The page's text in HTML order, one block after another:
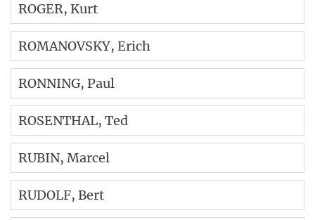
ROGER, Kurt
ROMANOVSKY, Erich
RONNING, Paul
ROSENTHAL, Ted
RUBIN, Marcel
RUDOLF, Bert